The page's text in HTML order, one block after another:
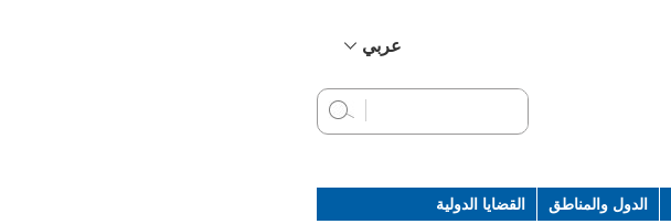
عربي
English
الدول والمناطق
القضايا الدولية